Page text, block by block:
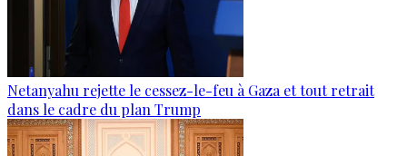
Netanyahu rejette le cessez-le-feu à Gaza et tout retrait
dans le cadre du plan Trump